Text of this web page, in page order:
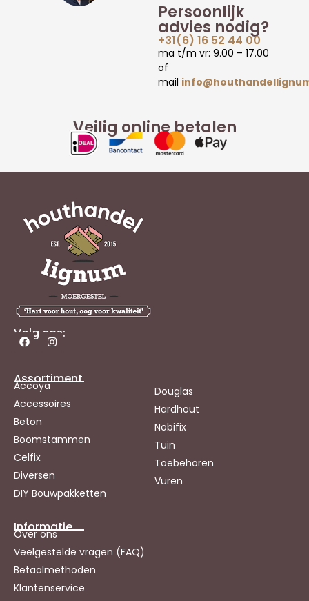
Veilig online betalen
Persoonlijk
advies nodig?
+31(6) 16 52 44 00
ma t/m vr: 9.00 – 17.00
of
mail
Volg ons:
Assortiment
Accoya
Accessoires
Beton
Boomstammen
Celfix
Diversen
DIY Bouwpakketten
Douglas
Hardhout
Nobifix
Tuin
Toebehoren
Vuren
Informatie
Over ons
Veelgestelde vragen (FAQ)
Betaalmethoden
Klantenservice